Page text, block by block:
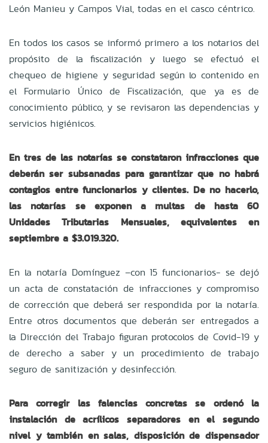
León Manieu y Campos Vial, todas en el casco céntrico.
En todos los casos se informó primero a los notarios del
propósito de la fiscalización y luego se efectuó el
chequeo de higiene y seguridad según lo contenido en
el Formulario Único de Fiscalización, que ya es de
conocimiento público, y se revisaron las dependencias y
servicios higiénicos.
En tres de las notarías se constataron infracciones que
deberán ser subsanadas para garantizar que no habrá
contagios entre funcionarios y clientes. De no hacerlo,
las notarías se exponen a multas de hasta 60
Unidades Tributarias Mensuales, equivalentes en
septiembre a $3.019.320.
En la notaría Domínguez –con 15 funcionarios- se dejó
un acta de constatación de infracciones y compromiso
de corrección que deberá ser respondida por la notaría.
Entre otros documentos que deberán ser entregados a
la Dirección del Trabajo figuran protocolos de Covid-19 y
de derecho a saber y un procedimiento de trabajo
seguro de sanitización y desinfección.
Para corregir las falencias concretas se ordenó la
instalación de acrílicos separadores en el segundo
nivel y también en salas, disposición de dispensador